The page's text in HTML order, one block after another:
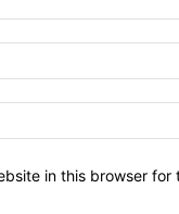
in this browser